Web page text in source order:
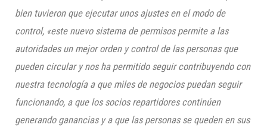
bien tuvieron que ejecutar unos ajustes en el modo de
control, «este nuevo sistema de permisos permite a las
autoridades un mejor orden y control de las personas que
pueden circular y nos ha permitido seguir contribuyendo con
nuestra tecnología a que miles de negocios puedan seguir
funcionando, a que los socios repartidores continúen
generando ganancias y a que las personas se queden en sus